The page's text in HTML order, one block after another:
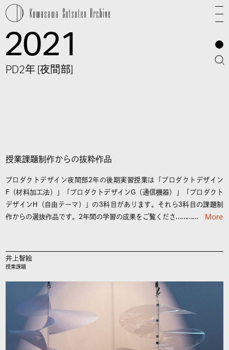
2021
PD2年 [夜間部]
授業課題制作からの抜粋作品
プロダクトデザイン夜間部2年の後期実習授業は「プロダクトデザイン
F（材料加工法）」「プロダクトデザインG（通信機器）」「プロダクト
デザインH（自由テーマ）」の3科目があります。それら3科目の課題制
作からの選抜作品です。2年間の学習の成果をご覧くださ…………
井上智絵
授業課題